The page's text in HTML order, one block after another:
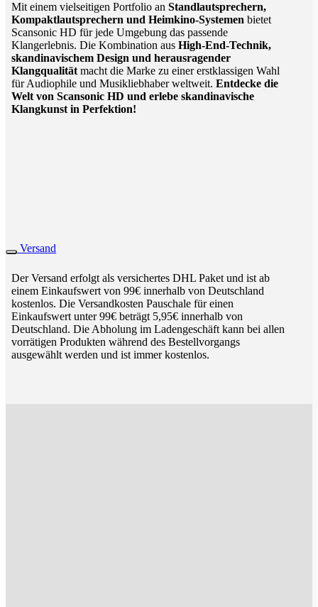
Mit einem vielseitigen Portfolio an Standlautsprechern,
Kompaktlautsprechern und Heimkino-Systemen bietet
Scansonic HD für jede Umgebung das passende
Klangerlebnis. Die Kombination aus High-End-Technik,
skandinavischem Design und herausragender
Klangqualität macht die Marke zu einer erstklassigen Wahl
für Audiophile und Musikliebhaber weltweit. Entdecke die
Welt von Scansonic HD und erlebe skandinavische
Klangkunst in Perfektion!
Versand
Der Versand erfolgt als versichertes DHL Paket und ist ab
einem Einkaufswert von 99€ innerhalb von Deutschland
kostenlos. Die Versandkosten Pauschale für einen
Einkaufswert unter 99€ beträgt 5,95€ innerhalb von
Deutschland. Die Abholung im Ladengeschäft kann bei allen
vorrätigen Produkten während des Bestellvorgangs
ausgewählt werden und ist immer kostenlos.